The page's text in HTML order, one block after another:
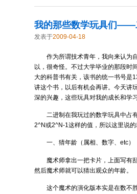
我的那些数学玩具们——
发表于2009-04-18
作为所谓技术青年，我向来认为
以，很奇怪。不过大学毕业的那段时
大的科普书有关，该书的统一书号是
讲这个书，以后有机会再讲。今天讲
深的兴趣，这些玩具对我的成长和学
二进制在我玩过的数学玩具中占
2^N或2^N-1这样的值，所以这里说
一、猜年龄（属相、数字、etc）
魔术师拿出一把卡片，上面写有
然后魔术师就可以猜出观众的年龄。
这个魔术的演化版本实是在数不